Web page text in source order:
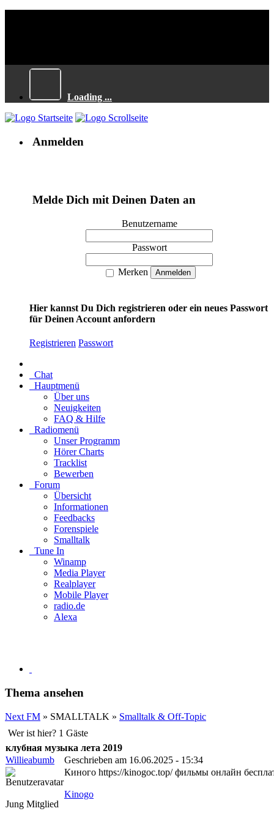
Loading ...
Anmelden
Melde Dich mit Deinen Daten an
Benutzername
Passwort
Merken
Hier kannst Du Dich registrieren oder ein neues Passwort
für Deinen Account anfordern
Registrieren Passwort
Chat
Hauptmenü
Über uns
Neuigkeiten
FAQ & Hilfe
Radiomenü
Unser Programm
Hörer Charts
Tracklist
Bewerben
Forum
Übersicht
Informationen
Feedbacks
Forenspiele
Smalltalk
Tune In
Winamp
Media Player
Realplayer
Mobile Player
radio.de
Alexa
Thema ansehen
Next FM » SMALLTALK » Smalltalk & Off-Topic
Wer ist hier? 1 Gäste
клубная музыка лета 2019
Willieabumb
Geschrieben am 16.06.2025 - 15:34
Jung Mitglied
Киного https://kinogoc.top/ фильмы онлайн
Kinogo